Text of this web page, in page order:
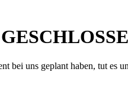
uns geplant haben, tut es